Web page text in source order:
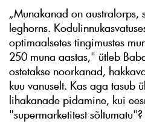
„Munakanad on australorps,
leghorns.
optimaalsetes tingimustes
250 muna aastas," ütleb
ostetakse noorkanad,
kuu vanuselt. Kas aga tasub
lihakanade pidamine, kui
"supermarketitest sõltumatu"?